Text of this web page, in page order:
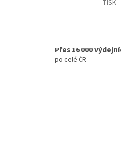
TISK
Přes 16 000
po celé ČR